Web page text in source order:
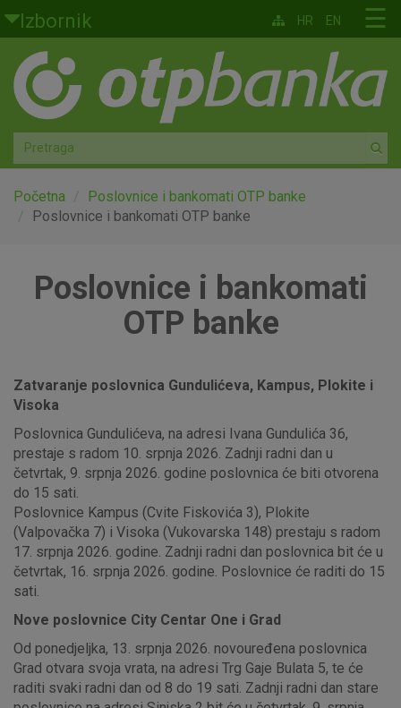
Skoči na glavni sadržaj
Izbornik
Građani
Privatno bankarstvo
Agro
Mala poduzeća i obrtnici
Globalna tržišta
☰
HR EN
Početna
Poslovnice i bankomati OTP banke
Poslovnice i bankomati OTP banke
Poslovnice i bankomati
OTP banke
Zatvaranje poslovnica Gundulićeva, Kampus, Plokite i
Visoka
Poslovnica Gundulićeva, na adresi Ivana Gundulića 36,
prestaje s radom 10. srpnja 2026. Zadnji radni dan u
četvrtak, 9. srpnja 2026. godine poslovnica će biti otvorena
do 15 sati.
Poslovnice Kampus (Cvite Fiskovića 3), Plokite
(Valpovačka 7) i Visoka (Vukovarska 148) prestaju s radom
17. srpnja 2026. godine. Zadnji radni dan poslovnica bit će u
četvrtak, 16. srpnja 2026. godine. Poslovnice će raditi do 15
sati.
Nove poslovnice City Centar One i Grad
Od ponedjeljka, 13. srpnja 2026. novouređena poslovnica
Grad otvara svoja vrata, na adresi Trg Gaje Bulata 5, te će
raditi svaki radni dan od 8 do 19 sati. Zadnji radni dan stare